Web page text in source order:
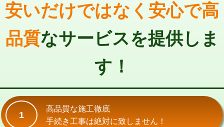
その他部品の脱着 8,800円～
交換・取付（タンク） 22,000円+材料費
交換・取付(単水栓（壁付・デッキ
式・ワンホール）)
交換・取付(排水栓・排水トラップ
22,000円+材料費
安いだけではなく安心で高
品質なサービスを提供しま
す！
1
高品質な施工徹底
手続き工事は絶対に致しません！